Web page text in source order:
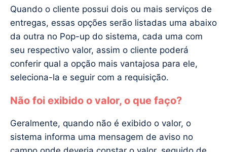
Quando o cliente possui dois ou mais serviços de
entregas, essas opções serão listadas uma abaixo
da outra no Pop-up do sistema, cada uma com
seu respectivo valor, assim o cliente poderá
conferir qual a opção mais vantajosa para ele,
seleciona-la e seguir com a requisição.
Não foi exibido o valor, o que faço?
Geralmente, quando não é exibido o valor, o
sistema informa uma mensagem de aviso no